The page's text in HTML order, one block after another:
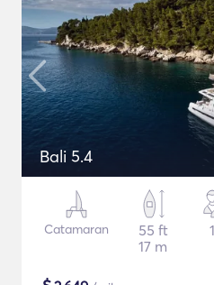
Bali 5.4
Catamaran
55 ft
17 m